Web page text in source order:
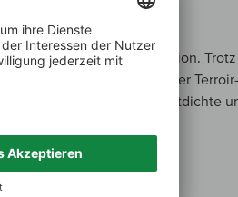
als Forecast gen Perfektion.
feingliedrigen Klassik, klarer
aus reicher Fruchtdichte